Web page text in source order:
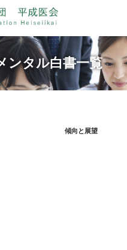
ンタル白書一覧
傾向と展望